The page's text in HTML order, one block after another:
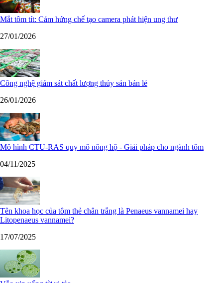
Mắt tôm tít: Cảm hứng chế tạo camera phát hiện ung thư
27/01/2026
Công nghệ giám sát chất lượng thủy sản bán lẻ
26/01/2026
Mô hình CTU-RAS quy mô nông hộ - Giải pháp cho ngành tôm
04/11/2025
Tên khoa học của tôm thẻ chân trắng là Penaeus vannamei hay
Litopenaeus vannamei?
17/07/2025